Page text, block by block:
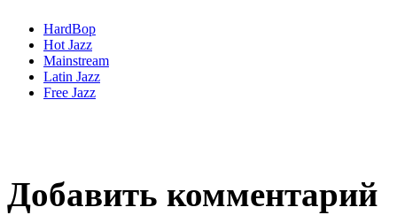
HardBop
Hot Jazz
Mainstream
Latin Jazz
Free Jazz
Добавить комментарий